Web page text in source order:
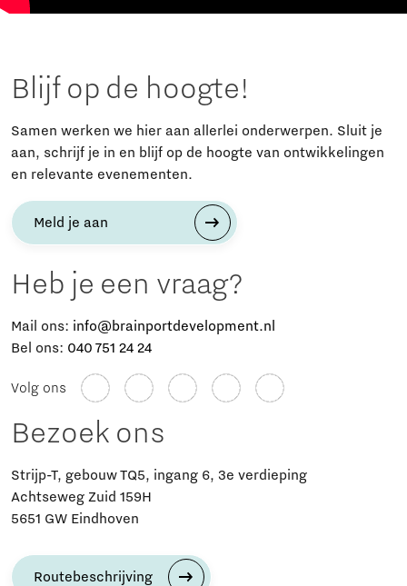
Blijf op de hoogte!
Samen werken we hier aan allerlei onderwerpen. Sluit je
aan, schrijf je in en blijf op de hoogte van ontwikkelingen
en relevante evenementen.
Meld je aan
Heb je een vraag?
Mail ons: info@brainportdevelopment.nl
Bel ons: 040 751 24 24
Volg ons
Bezoek ons
Strijp-T, gebouw TQ5, ingang 6, 3e verdieping
Achtseweg Zuid 159H
5651 GW Eindhoven
Routebeschrijving